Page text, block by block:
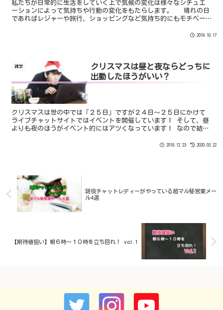
私たちが日常的に生活をしていく上で気候の変化は様々なシチュエ
ーションによって気持ちや行動の変化をもたらします。 晴れの日
であればレジャーや旅行、ショッピングなど気持ち的にもモチベー
でしまい外出するのが面倒になり自宅で過ごす人が多いかと思いま2019.10.17
雑学
クリスマスは昼と夜ならどっちに
出勤したほうがいい？
クリスマスは世の中では「２５日」ですが２４日〜２５日にかけて
ライブチャットサイトではイベントを開催しています！ そして、昼
よりも夜のほうがイベント的にはアツくなっています！ なので結論
2019.12.23 2020.03.22
現役チャットレディーがやっている超マル秘営業メー
ル4選
【期待値狙い】朝６時〜１０時を立ち回れ！ vol.1